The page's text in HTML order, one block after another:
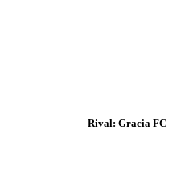
Rival: Gracia FC